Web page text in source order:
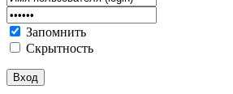
Запомнить
Скрытность